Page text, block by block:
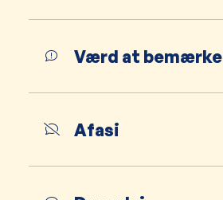
Værd at bemærke
Afasi